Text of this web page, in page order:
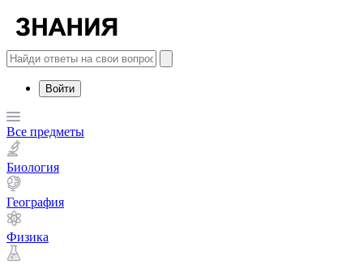
Войти
Все предметы
Биология
География
Физика